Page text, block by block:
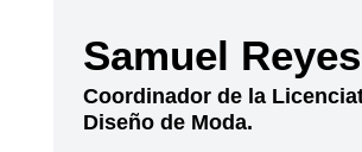
Samuel Reyes
Coordinador de la
Diseño de Moda.